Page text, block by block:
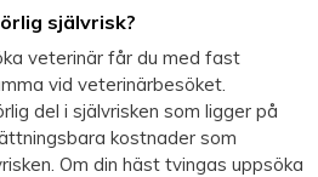
självrisk?
veterinär får du med fast
vid veterinärbesöket.
del i självrisken som ligger på
kostnader som
Om din häst tvingas uppsöka